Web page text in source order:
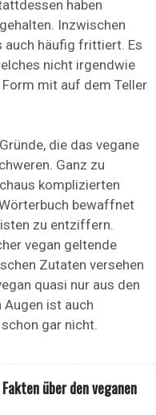
haben
Inzwischen
auch häufig frittiert. Es
nicht irgendwie
mit auf dem Teller
die das vegane
Ganz zu
komplizierten
bewaffnet
zu entziffern.
vegan geltende
Zutaten versehen
quasi nur aus den
Augen ist auch
gar nicht.
über den veganen